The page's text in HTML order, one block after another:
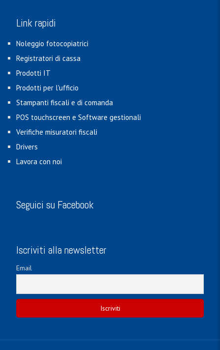
Link rapidi
Noleggio fotocopiatrici
Registratori di cassa
Prodotti IT
Prodotti per l'ufficio
Stampanti fiscali e di comanda
POS touchscreen e Software gestionali
Verifiche misuratori fiscali
Drivers
Lavora con noi
Seguici su Facebook
Iscriviti alla newsletter
Email